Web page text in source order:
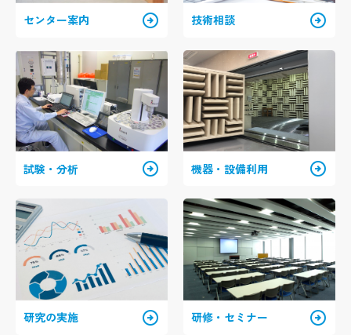
センター案内 arrow_circle_right 技術相談 arrow_circle_right
試験・分析 arrow_circle_right 機器・設備利用 arrow_circle_right
研究の実施 arrow_circle_right 研修・セミナー arrow_circle_right